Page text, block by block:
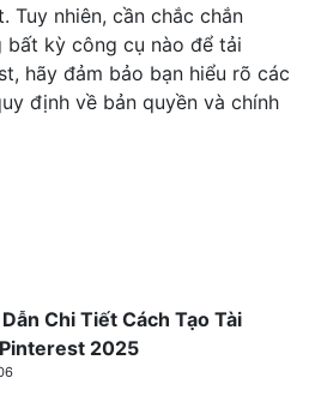
Tuy nhiên, cần chắc chắn
bất kỳ công cụ nào để tải
hãy đảm bảo bạn hiểu rõ các
định về bản quyền và chính
Chi Tiết Cách Tạo Tài
2025